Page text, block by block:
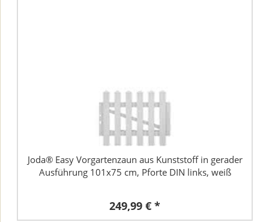
Joda® Easy Vorgartenzaun aus Kunststoff in gerader
Ausführung 101x75 cm, Pforte DIN links, weiß
249,99 € *